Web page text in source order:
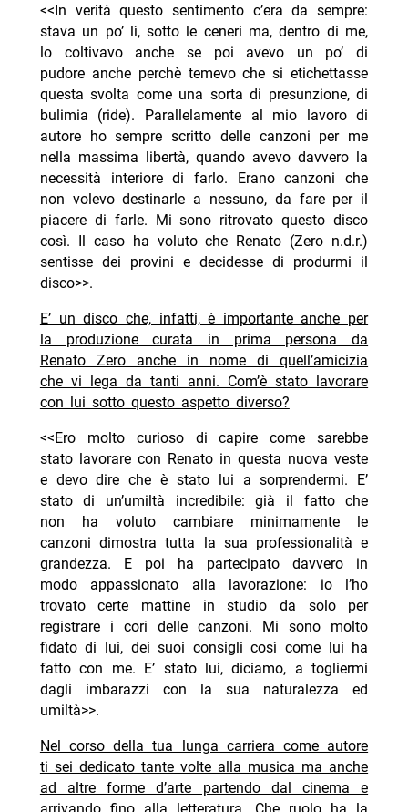
<<In verità questo sentimento c’era da sempre:
stava un po’ lì, sotto le ceneri ma, dentro di me,
lo coltivavo anche se poi avevo un po’ di
pudore anche perchè temevo che si etichettasse
questa svolta come una sorta di presunzione, di
bulimia (ride). Parallelamente al mio lavoro di
autore ho sempre scritto delle canzoni per me
nella massima libertà, quando avevo davvero la
necessità interiore di farlo. Erano canzoni che
non volevo destinarle a nessuno, da fare per il
piacere di farle. Mi sono ritrovato questo disco
così. Il caso ha voluto che Renato (Zero n.d.r.)
sentisse dei provini e decidesse di produrmi il
disco>>.
E’ un disco che, infatti, è importante anche per
la produzione curata in prima persona da
Renato Zero anche in nome di quell’amicizia
che vi lega da tanti anni. Com’è stato lavorare
con lui sotto questo aspetto diverso?
<<Ero molto curioso di capire come sarebbe
stato lavorare con Renato in questa nuova veste
e devo dire che è stato lui a sorprendermi. E’
stato di un’umiltà incredibile: già il fatto che
non ha voluto cambiare minimamente le
canzoni dimostra tutta la sua professionalità e
grandezza. E poi ha partecipato davvero in
modo appassionato alla lavorazione: io l’ho
trovato certe mattine in studio da solo per
registrare i cori delle canzoni. Mi sono molto
fidato di lui, dei suoi consigli così come lui ha
fatto con me. E’ stato lui, diciamo, a togliermi
dagli imbarazzi con la sua naturalezza ed
umiltà>>.
Nel corso della tua lunga carriera come autore
ti sei dedicato tante volte alla musica ma anche
ad altre forme d’arte partendo dal cinema e
arrivando fino alla letteratura. Che ruolo ha la